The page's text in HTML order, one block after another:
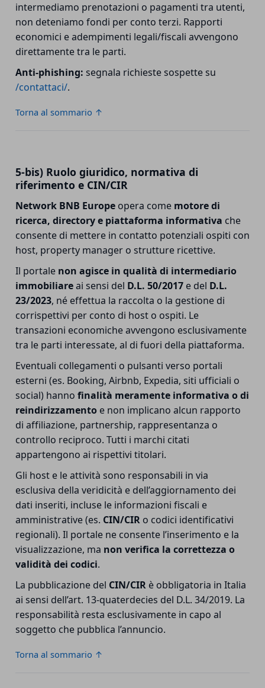
intermediamo prenotazioni o pagamenti tra utenti,
non deteniamo fondi per conto terzi. Rapporti
economici e adempimenti legali/fiscali avvengono
direttamente tra le parti.
Anti-phishing: segnala richieste sospette su
/contattaci/.
Torna al sommario ↑
5-bis) Ruolo giuridico, normativa di
riferimento e CIN/CIR
Network BNB Europe opera come motore di
ricerca, directory e piattaforma informativa che
consente di mettere in contatto potenziali ospiti con
host, property manager o strutture ricettive.
Il portale non agisce in qualità di intermediario
immobiliareai sensi del D.L. 50/2017 e del D.L.
23/2023, né effettua la raccolta o la gestione di
corrispettivi per conto di host o ospiti. Le
transazioni economiche avvengono esclusivamente
tra le parti interessate, al di fuori della piattaforma.
Eventuali collegamenti o pulsanti verso portali
esterni (es. Booking, Airbnb, Expedia, siti ufficiali o
social) hanno finalità meramente informativa o di
reindirizzamento e non implicano alcun rapporto
di affiliazione, partnership, rappresentanza o
controllo reciproco. Tutti i marchi citati
appartengono ai rispettivi titolari.
Gli host e le attività sono responsabili in via
esclusiva della veridicità e dell’aggiornamento dei
dati inseriti, incluse le informazioni fiscali e
amministrative (es. CIN/CIR o codici identificativi
regionali). Il portale ne consente l’inserimento e la
visualizzazione, ma non verifica la correttezza o
validità dei codici.
La pubblicazione del CIN/CIR è obbligatoria in Italia
ai sensi dell’art. 13-quaterdecies del D.L. 34/2019. La
responsabilità resta esclusivamente in capo al
soggetto che pubblica l’annuncio.
Torna al sommario ↑